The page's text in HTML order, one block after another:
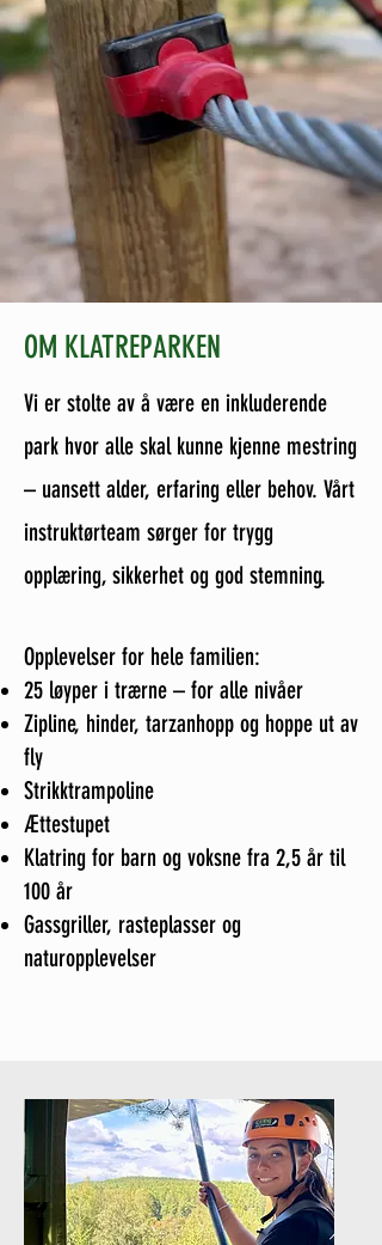
OM KLATREPARKEN
Vi er stolte av å være en inkluderende
park hvor alle skal kunne kjenne mestring
– uansett alder, erfaring eller behov. Vårt
instruktørteam sørger for trygg
opplæring, sikkerhet og god stemning.
Opplevelser for hele familien:
25 løyper i trærne – for alle nivåer
Zipline, hinder, tarzanhopp og hoppe ut av
fly
Strikktrampoline
Ættestupet
Klatring for barn og voksne fra 2,5 år til
100 år
Gassgriller, rasteplasser og
naturopplevelser